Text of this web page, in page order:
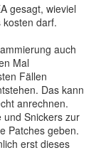
gesagt, wieviel
darf.
auch
Mal
Fällen
Das kann
anrechnen.
und Snickers zur
Patches geben.
erst dieses